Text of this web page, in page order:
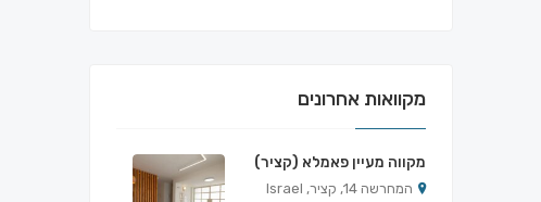
מקוואות אחרונים
מקווה מעיין פאמלא (קציר)
המחרשה 14, קציר, Israel